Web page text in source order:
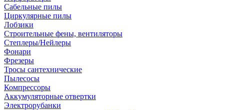
Сабельные пилы
Циркулярные пилы
Лобзики
Строительные фены, вентиляторы
Степлеры/Нейлеры
Фонари
Фрезеры
Тросы сантехнические
Пылесосы
Компрессоры
Аккумуляторные отвертки
Электрорубанки